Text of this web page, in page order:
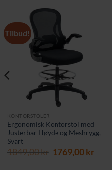
Tilbud!
KONTORSTOLER
Ergonomisk Kontorstol med
Justerbar Høyde og Meshrygg,
Svart
1849,00kr Opprinnelig
1769,00kr